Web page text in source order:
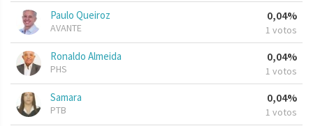
Paulo Queiroz
AVANTE
0,04%
1 votos
Ronaldo Almeida
PHS
0,04%
1 votos
Samara
PTB
0,04%
1 votos